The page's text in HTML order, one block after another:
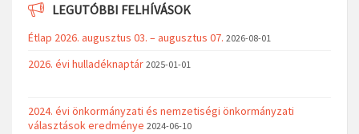
LEGUTÓBBI FELHÍVÁSOK
Étlap 2026. augusztus 03. – augusztus 07. 2026-08-01
2026. évi hulladéknaptár 2025-01-01
2024. évi önkormányzati és nemzetiségi önkormányzati
választások eredménye 2024-06-10